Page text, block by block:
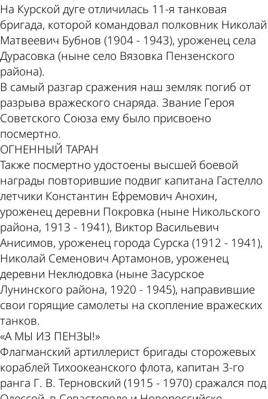
На Курской дуге отличилась 11-я танковая
бригада, которой командовал полковник Николай
Матвеевич Бубнов (1904 - 1943), уроженец села
Дурасовка (ныне село Вязовка Пензенского
района).
В самый разгар сражения наш земляк погиб от
разрыва вражеского снаряда. Звание Героя
Советского Союза ему было присвоено
посмертно.
ОГНЕННЫЙ ТАРАН
Также посмертно удостоены высшей боевой
награды повторившие подвиг капитана Гастелло
летчики Константин Ефремович Анохин,
уроженец деревни Покровка (ныне Никольского
района, 1913 - 1941), Виктор Васильевич
Анисимов, уроженец города Сурска (1912 - 1941),
Николай Семенович Артамонов, уроженец
деревни Неклюдовка (ныне Засурское
Лунинского района, 1920 - 1945), направившие
свои горящие самолеты на скопление вражеских
танков.
«А МЫ ИЗ ПЕНЗЫ!»
Флагманский артиллерист бригады сторожевых
кораблей Тихоокеанского флота, капитан 3-го
ранга Г. В. Терновский (1915 - 1970) сражался под